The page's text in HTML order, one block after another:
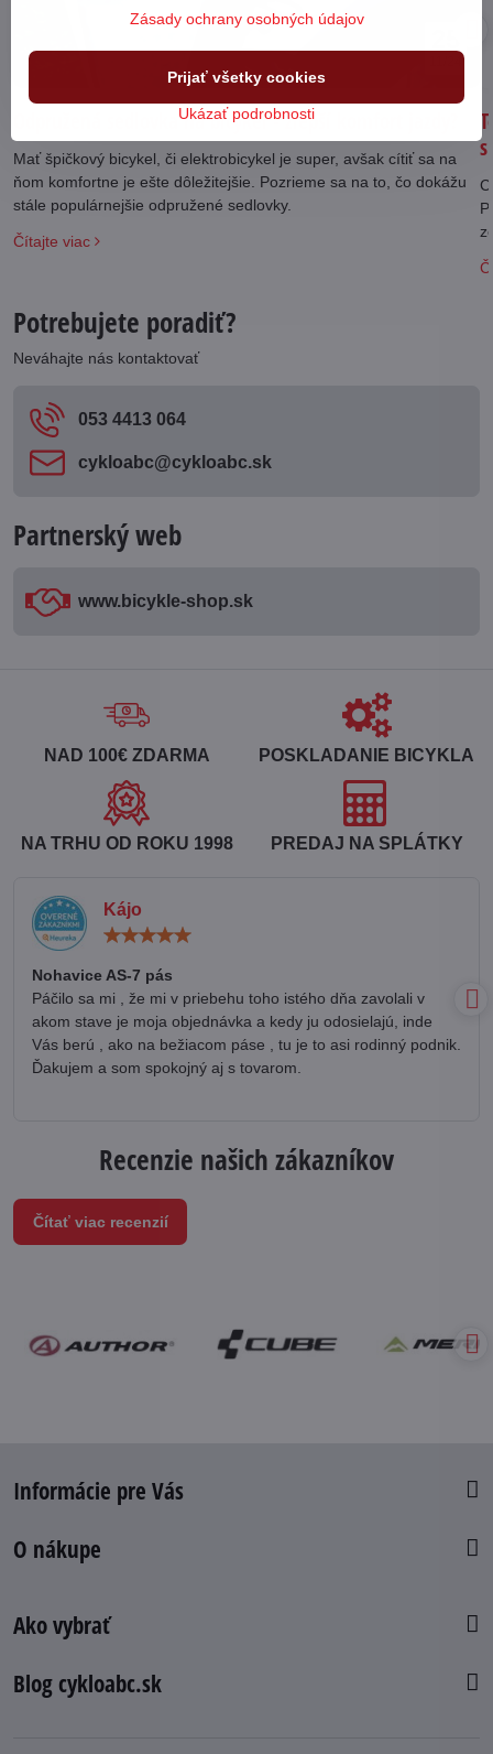
Odpružená sedlovka na bicykel - zlepší komfort jazdy?
Mať špičkový bicykel, či elektrobicykel je super, avšak cítiť sa na
ňom komfortne je ešte dôležitejšie. Pozrieme sa na to, čo dokážu
stále populárnejšie odpružené sedlovky.
Čítajte viac
Potrebujete poradiť?
Neváhajte nás kontaktovať
053 4413 064
cykloabc​@cykloabc​.sk
Partnerský web
www​.bicykle-shop​.sk
NAD 100€ ZDARMA POSKLADANIE BICYKLA
NA TRHU OD ROKU 1998 PREDAJ NA SPLÁTKY
Kájo
Nohavice AS-7 pás
Páčilo sa mi , že mi v priebehu toho istého dňa zavolali v
akom stave je moja objednávka a kedy ju odosielajú, inde
Vás berú , ako na bežiacom páse , tu je to asi rodinný podnik.
Ďakujem a som spokojný aj s tovarom.
Recenzie našich zákazníkov
Čítať viac recenzií
Informácie pre Vás
O nákupe
Ako vybrať
Blog cykloabc.sk
Zásady ochrany osobných údajov
Ukázať podrobnosti
Prijať všetky cookies